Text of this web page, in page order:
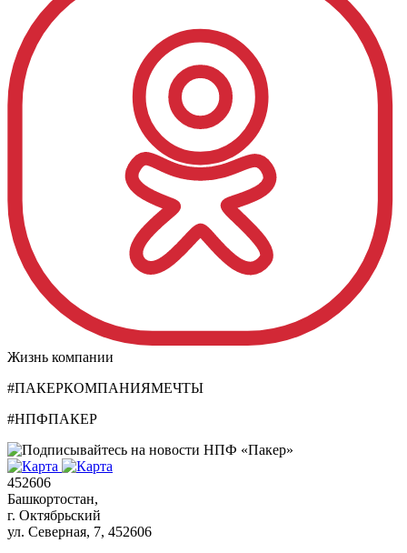
Жизнь компании
#ПАКЕРКОМПАНИЯМЕЧТЫ
#НПФПАКЕР
452606
Башкортостан,
г. Октябрьский
ул. Северная, 7, 452606